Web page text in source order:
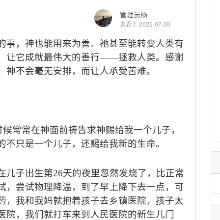
管理员杨
发表于 2022-07-20
事，神也能用来为善。祂甚至能转变人类有
让它成就最伟大的善行——拯救人类。感谢
不会毫无安排，而让人承受苦难。
常常在神面前祷告求神赐给我一个儿子，
只是一个儿子，还赐给我新的生命。
儿子出生第26天的夜里忽然发烧了，比正常
，尝试物理降温，到了早上降下去一点，可
，我和我妈就抱着孩子去乡镇医院，孩子太
院，我们就打车来到人民医院的新生儿门